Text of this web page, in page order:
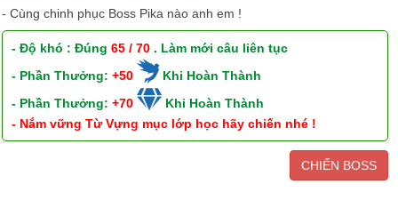
- Cùng chinh phục Boss Pika nào anh em !
- Độ khó : Đúng65 / 70 . Làm mới câu liên tục
- Phần Thưởng:+50
Khi Hoàn Thành
- Phần Thưởng:+70
Khi Hoàn Thành
- Nắm vững Từ Vựng mục lớp học hãy chiến nhé !
CHIẾN BOSS